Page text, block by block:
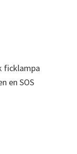
ficklampa
en SOS